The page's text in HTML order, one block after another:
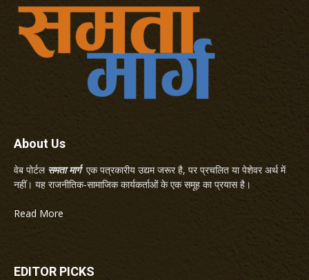
About Us
वेब पोर्टल समता मार्गएक पत्रकारीय उद्यम जरूर है, पर प्रचलित या पेशेवर अर्थ में
नहीं। यह राजनीतिक-सामाजिक कार्यकर्ताओं के एक समूह का प्रयास है।
Read More
EDITOR PICKS